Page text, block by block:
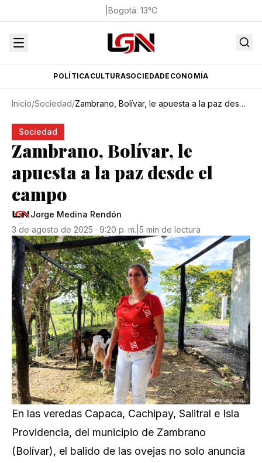
Bogotá: 13°C
POLÍTICACULTURASOCIEDADECONOMÍA
Inicio/Sociedad/ Zambrano, Bolívar, le apuesta a la paz desde el campo
Sociedad
Zambrano, Bolívar, le
apuesta a la paz desde el
campo
Jorge Medina Rendón
3 de agosto de 2025 · 9:20 p. m. 5 min de lectura
En las veredas Capaca, Cachipay, Salitral e Isla
Providencia, del municipio de Zambrano
(Bolívar), el balido de las ovejas no solo anuncia